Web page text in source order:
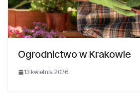
Ogrodnictwo w Krakowie
13 kwietnia 2026